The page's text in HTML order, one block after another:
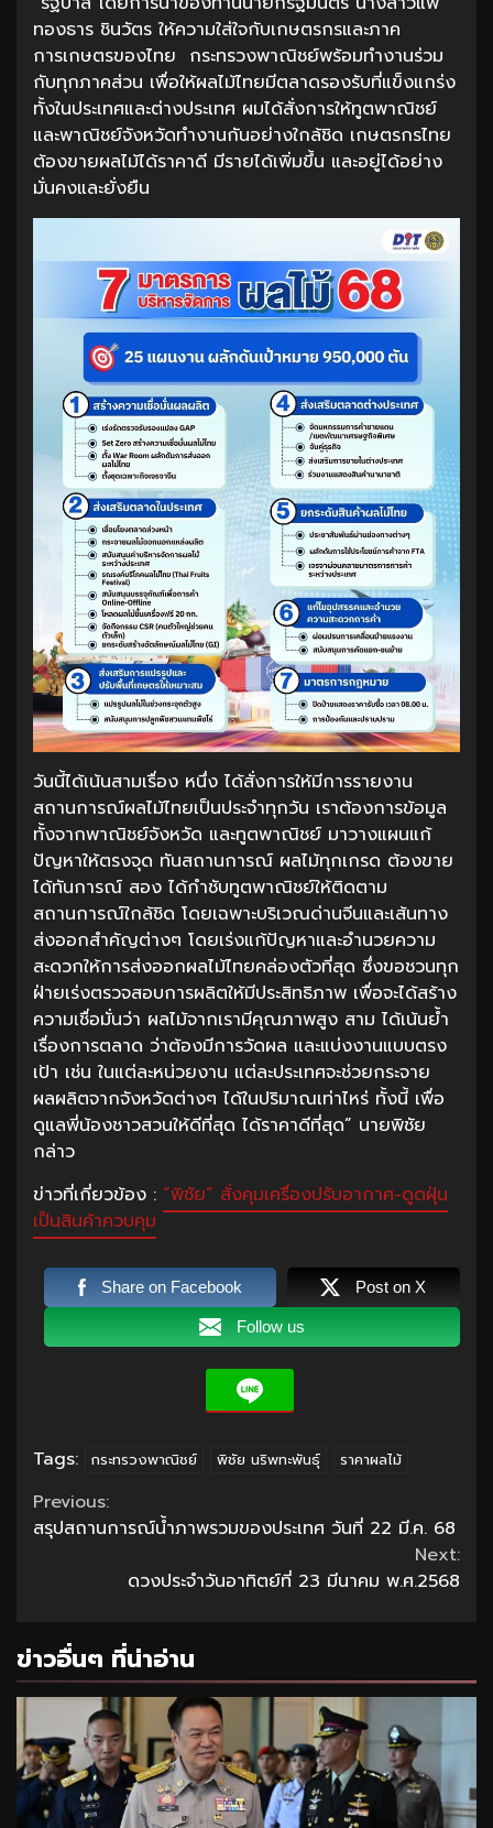
ทองธาร ชินวัตร ให้ความใส่ใจกับเกษตรกรและภาค
การเกษตรของไทย กระทรวงพาณิชย์พร้อมทำงานร่วม
กับทุกภาคส่วน เพื่อให้ผลไม้ไทยมีตลาดรองรับที่แข็งแกร่ง
ทั้งในประเทศและต่างประเทศ ผมได้สั่งการให้ทูตพาณิชย์
และพาณิชย์จังหวัดทำงานกันอย่างใกล้ชิด เกษตรกรไทย
ต้องขายผลไม้ได้ราคาดี มีรายได้เพิ่มขึ้น และอยู่ได้อย่าง
มั่นคงและยั่งยืน
วันนี้ได้เน้นสามเรื่อง หนึ่ง ได้สั่งการให้มีการรายงาน
สถานการณ์ผลไม้ไทยเป็นประจำทุกวัน เราต้องการข้อมูล
ทั้งจากพาณิชย์จังหวัด และทูตพาณิชย์ มาวางแผนแก้
ปัญหาให้ตรงจุด ทันสถานการณ์ ผลไม้ทุกเกรด ต้องขาย
ได้ทันการณ์ สอง ได้กำชับทูตพาณิชย์ให้ติดตาม
สถานการณ์ใกล้ชิด โดยเฉพาะบริเวณด่านจีนและเส้นทาง
ส่งออกสำคัญต่างๆ โดยเร่งแก้ปัญหาและอำนวยความ
สะดวกให้การส่งออกผลไม้ไทยคล่องตัวที่สุด ซึ่งขอชวนทุก
ฝ่ายเร่งตรวจสอบการผลิตให้มีประสิทธิภาพ เพื่อจะได้สร้าง
ความเชื่อมั่นว่า ผลไม้จากเรามีคุณภาพสูง สาม ได้เน้นย้ำ
เรื่องการตลาด ว่าต้องมีการวัดผล และแบ่งงานแบบตรง
เป้า เช่น ในแต่ละหน่วยงาน แต่ละประเทศจะช่วยกระจาย
ผลผลิตจากจังหวัดต่างๆ ได้ในปริมาณเท่าไหร่ ทั้งนี้ เพื่อ
ดูแลพี่น้องชาวสวนให้ดีที่สุด ได้ราคาดีที่สุด” นายพิชัย
กล่าว
ข่าวที่เกี่ยวข้อง : “พิชัย” สั่งคุมเครื่องปรับอากาศ-ดูดฝุ่น
เป็นสินค้าควบคุม
Share on Facebook Post on X
Follow us
Tags: กระทรวงพาณิชย์ พิชัย นริพทะพันธุ์ ราคาผลไม้
Continue
Reading
Previous:
สรุปสถานการณ์น้ำภาพรวมของประเทศ วันที่ 22 มี.ค. 68
Next:
ดวงประจำวันอาทิตย์ที่ 23 มีนาคม พ.ศ.2568
ข่าวอื่นๆ ที่น่าอ่าน